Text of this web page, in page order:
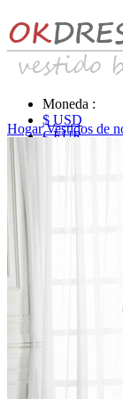
Moneda :
$ USD
€ EUR
Identificarse &
Carro (0)
Vestidos de
Hogar Vestidos de